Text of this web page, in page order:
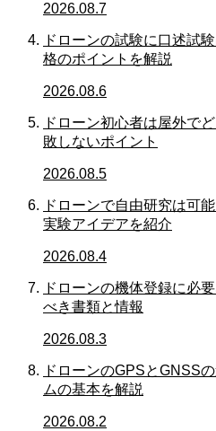
2026.08.7
ドローンの試験に口述試
格のポイントを解説
2026.08.6
ドローン初心者は屋外で
敗しないポイント
2026.08.5
ドローンで自由研究は可
実験アイデアを紹介
2026.08.4
ドローンの機体登録に必
べき書類と情報
2026.08.3
ドローンのGPSとGNSS
ムの基本を解説
2026.08.2